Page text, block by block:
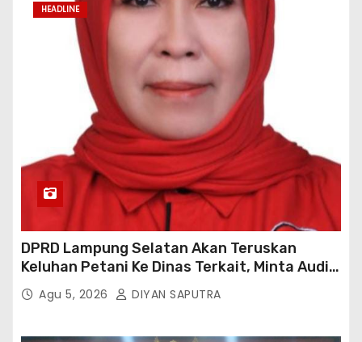
HEADLINE
DPRD Lampung Selatan Akan Teruskan
Keluhan Petani Ke Dinas Terkait, Minta Audit
Penyaluran Pupuk Bersubsidi Di Desa Budi
Lestari
Agu 5, 2026 DIYAN SAPUTRA